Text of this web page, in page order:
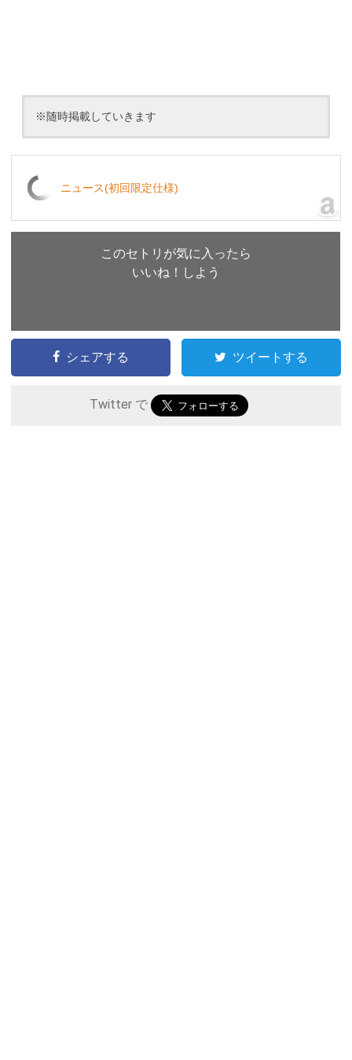
※随時掲載していきます
ニュース(初回限定仕様)
このセトリが気に入ったら
いいね！しよう
シェアする ツイートする
Twitter で